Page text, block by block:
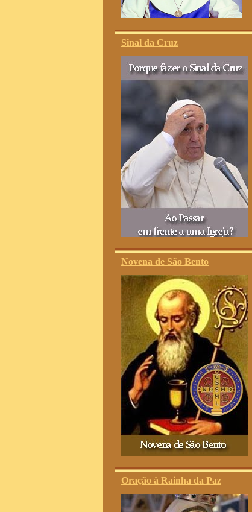
Sinal da Cruz
Novena de São Bento
Oração à Rainha da Paz